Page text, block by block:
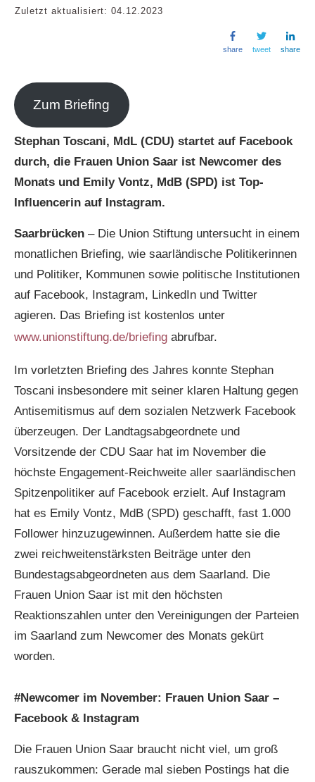
Zuletzt aktualisiert: 04.12.2023
share tweet share
Zum Briefing
Stephan Toscani, MdL (CDU) startet auf Facebook
durch, die Frauen Union Saar ist Newcomer des
Monats und Emily Vontz, MdB (SPD) ist Top-
Influencerin auf Instagram.
Saarbrücken – Die Union Stiftung untersucht in einem
monatlichen Briefing, wie saarländische Politikerinnen
und Politiker, Kommunen sowie politische Institutionen
auf Facebook, Instagram, LinkedIn und Twitter
agieren. Das Briefing ist kostenlos unter
www.unionstiftung.de/briefing abrufbar.
Im vorletzten Briefing des Jahres konnte Stephan
Toscani insbesondere mit seiner klaren Haltung gegen
Antisemitismus auf dem sozialen Netzwerk Facebook
überzeugen. Der Landtagsabgeordnete und
Vorsitzende der CDU Saar hat im November die
höchste Engagement-Reichweite aller saarländischen
Spitzenpolitiker auf Facebook erzielt. Auf Instagram
hat es Emily Vontz, MdB (SPD) geschafft, fast 1.000
Follower hinzuzugewinnen. Außerdem hatte sie die
zwei reichweitenstärksten Beiträge unter den
Bundestagsabgeordneten aus dem Saarland. Die
Frauen Union Saar ist mit den höchsten
Reaktionszahlen unter den Vereinigungen der Parteien
im Saarland zum Newcomer des Monats gekürt
worden.
#Newcomer im November: Frauen Union Saar –
Facebook & Instagram
Die Frauen Union Saar braucht nicht viel, um groß
rauszukommen: Gerade mal sieben Postings hat die